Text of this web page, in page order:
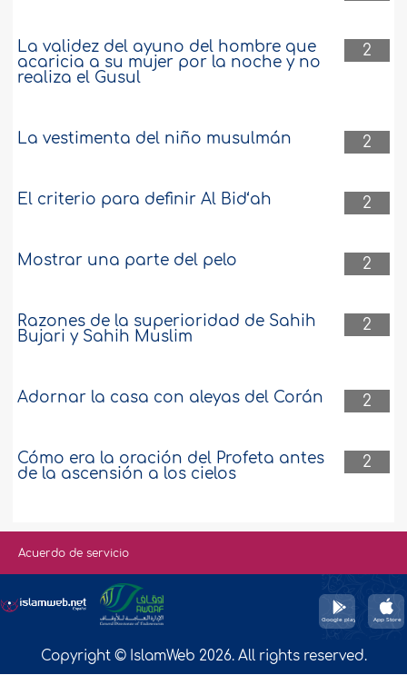
2
La validez del ayuno del hombre que
acaricia a su mujer por la noche y no
realiza el Gusul
2
La vestimenta del niño musulmán
2
El criterio para definir Al Bid‘ah
2
Mostrar una parte del pelo
2
Razones de la superioridad de Sahih
Bujari y Sahih Muslim
2
Adornar la casa con aleyas del Corán
2
Cómo era la oración del Profeta antes
de la ascensión a los cielos
Acuerdo de servicio
Copyright © IslamWeb 2026. All rights reserved.